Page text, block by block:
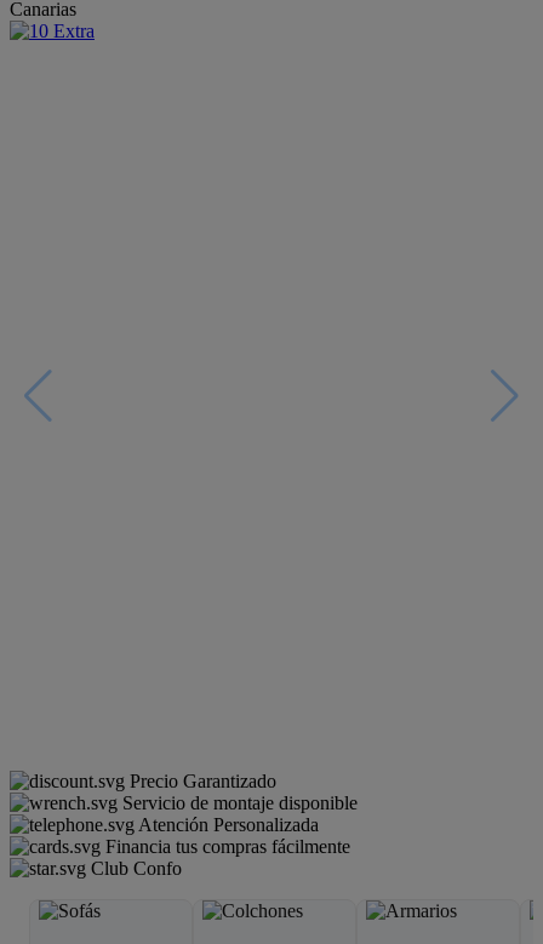
Canarias
Precio Garantizado
Servicio de montaje disponible
Atención Personalizada
Financia tus compras fácilmente
Club Confo